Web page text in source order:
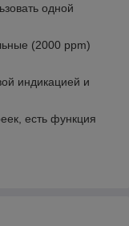
одной
(2000 ppm)
индикацией и
есть функция